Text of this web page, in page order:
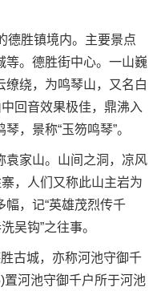
胜镇境内。主要景点
等。德胜街中心。一山巍
缭绕，为鸣琴山，又名白
回音效果极佳，鼎沸入
，景称“玉笏鸣琴”。
家山。山间之洞，凉风
，人们又称此山主岩为
，记“英雄茂烈传千
吴钩”之往事。
古城，亦称河池守御千
置河池守御千户所于河池